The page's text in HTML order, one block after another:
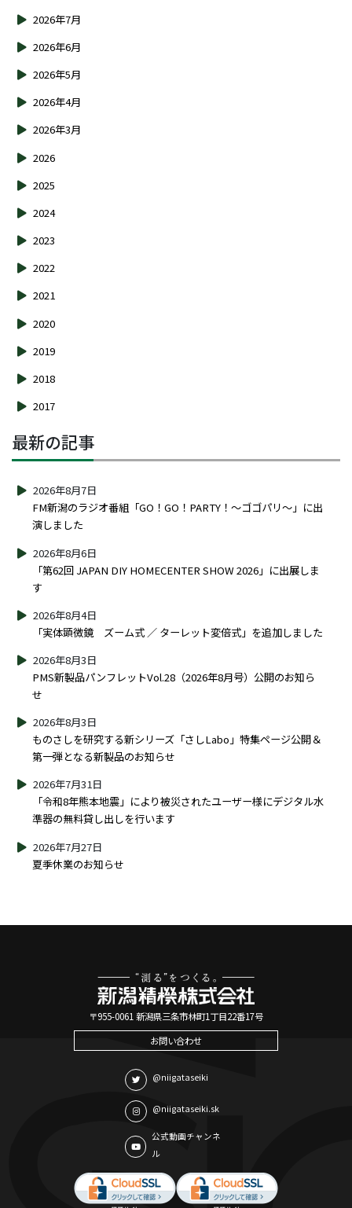
2026年7月
2026年6月
2026年5月
2026年4月
2026年3月
2026
2025
2024
2023
2022
2021
2020
2019
2018
2017
最新の記事
FM新潟のラジオ番組「GO！GO！PARTY！～ゴゴパリ～」に出
演しました
2026年8月7日
「第62回 JAPAN DIY HOMECENTER SHOW 2026」に出展しま
す
2026年8月6日
「実体顕微鏡 ズーム式 ／ ターレット変倍式」を追加しました
2026年8月4日
PMS新製品パンフレットVol.28（2026年8月号）公開のお知ら
せ
2026年8月3日
ものさしを研究する新シリーズ「さしLabo」特集ページ公開＆
第一弾となる新製品のお知らせ
2026年8月3日
「令和8年熊本地震」により被災されたユーザー様にデジタル水
準器の無料貸し出しを行います
2026年7月31日
夏季休業のお知らせ
2026年7月27日
〒955-0061 新潟県三条市林町1丁目22番17号
お問い合わせ
@niigataseiki
@niigataseiki.sk
公式動画チャンネ
ル